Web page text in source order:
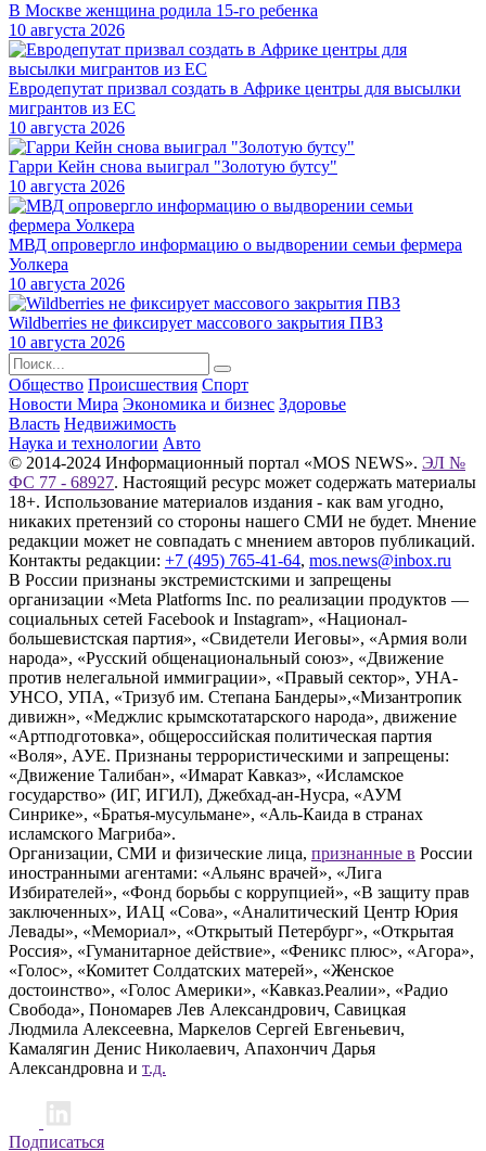
В Москве женщина родила 15-го ребенка
10 августа 2026
Евродепутат призвал создать в Африке центры для высылки
мигрантов из ЕС
10 августа 2026
Гарри Кейн снова выиграл "Золотую бутсу"
10 августа 2026
МВД опровергло информацию о выдворении семьи фермера
Уолкера
10 августа 2026
Wildberries не фиксирует массового закрытия ПВЗ
10 августа 2026
Общество Происшествия Спорт
Новости Мира Экономика и бизнес Здоровье
Власть Недвижимость
Наука и технологии Авто
© 2014-2024 Информационный портал «MOS NEWS». ЭЛ №
ФС 77 - 68927. Настоящий ресурс может содержать материалы
18+. Использование материалов издания - как вам угодно,
никаких претензий со стороны нашего СМИ не будет. Мнение
редакции может не совпадать с мнением авторов публикаций.
Контакты редакции: +7 (495) 765-41-64, mos.news@inbox.ru
В России признаны экстремистскими и запрещены
организации «Meta Platforms Inc. по реализации продуктов —
социальных сетей Facebook и Instagram», «Национал-
большевистская партия», «Свидетели Иеговы», «Армия воли
народа», «Русский общенациональный союз», «Движение
против нелегальной иммиграции», «Правый сектор», УНА-
УНСО, УПА, «Тризуб им. Степана Бандеры»,«Мизантропик
дивижн», «Меджлис крымскотатарского народа», движение
«Артподготовка», общероссийская политическая партия
«Воля», АУЕ. Признаны террористическими и запрещены:
«Движение Талибан», «Имарат Кавказ», «Исламское
государство» (ИГ, ИГИЛ), Джебхад-ан-Нусра, «АУМ
Синрике», «Братья-мусульмане», «Аль-Каида в странах
исламского Магриба».
Организации, СМИ и физические лица, признанные в России
иностранными агентами: «Альянс врачей», «Лига
Избирателей», «Фонд борьбы с коррупцией», «В защиту прав
заключенных», ИАЦ «Сова», «Аналитический Центр Юрия
Левады», «Мемориал», «Открытый Петербург», «Открытая
Россия», «Гуманитарное действие», «Феникс плюс», «Агора»,
«Голос», «Комитет Солдатских матерей», «Женское
достоинство», «Голос Америки», «Кавказ.Реалии», «Радио
Свобода», Пономарев Лев Александрович, Савицкая
Людмила Алексеевна, Маркелов Сергей Евгеньевич,
Камалягин Денис Николаевич, Апахончич Дарья
Александровна и т.д.
Подписаться